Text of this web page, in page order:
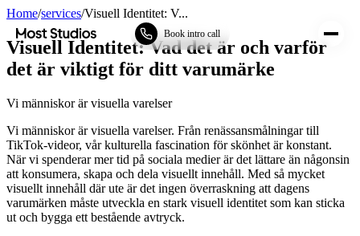
Most Studios Book intro call
Home/services/Visuell Identitet: V...
Visuell Identitet: Vad det är och varför
det är viktigt för ditt varumärke
Vi människor är visuella varelser
Vi människor är visuella varelser. Från renässansmålningar till
TikTok-videor, vår kulturella fascination för skönhet är konstant.
När vi spenderar mer tid på sociala medier är det lättare än någonsin
att konsumera, skapa och dela visuellt innehåll. Med så mycket
visuellt innehåll där ute är det ingen överraskning att dagens
varumärken måste utveckla en stark visuell identitet som kan sticka
ut och bygga ett bestående avtryck.